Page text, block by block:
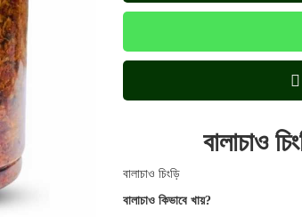
বালাচাও
বালাচাও চিংড়ি
বালাচাও কিভাবে খায়?